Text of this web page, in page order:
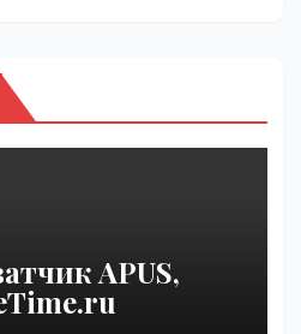
APUS,